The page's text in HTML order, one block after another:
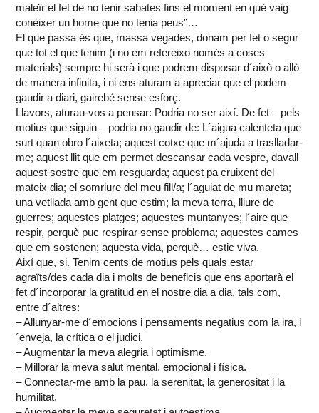
maleïr el fet de no tenir sabates fins el moment en què vaig
conèixer un home que no tenia peus”…
El que passa és que, massa vegades, donam per fet o segur
que tot el que tenim (i no em refereixo només a coses
materials) sempre hi serà i que podrem disposar d´això o allò
de manera infinita, i ni ens aturam a apreciar que el podem
gaudir a diari, gairebé sense esforç.
Llavors, aturau-vos a pensar: Podria no ser així. De fet – pels
motius que siguin – podria no gaudir de: L´aigua calenteta que
surt quan obro l´aixeta; aquest cotxe que m´ajuda a traslladar-
me; aquest llit que em permet descansar cada vespre, davall
aquest sostre que em resguarda; aquest pa cruixent del
mateix dia; el somriure del meu fill/a; l´aguiat de mu mareta;
una vetllada amb gent que estim; la meva terra, lliure de
guerres; aquestes platges; aquestes muntanyes; l´aire que
respir, perquè puc respirar sense problema; aquestes cames
que em sostenen; aquesta vida, perquè… estic viva.
Així que, si. Tenim cents de motius pels quals estar
agraïts/des cada dia i molts de beneficis que ens aportarà el
fet d´incorporar la gratitud en el nostre dia a dia, tals com,
entre d´altres:
– Allunyar-me d´emocions i pensaments negatius com la ira, l
´enveja, la crítica o el judici.
– Augmentar la meva alegria i optimisme.
– Millorar la meva salut mental, emocional i física.
– Connectar-me amb la pau, la serenitat, la generositat i la
humilitat.